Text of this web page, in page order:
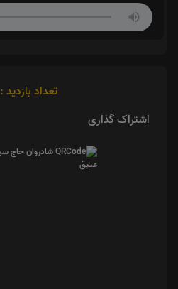
تعداد بازدید : 186
اشتراک گذاری